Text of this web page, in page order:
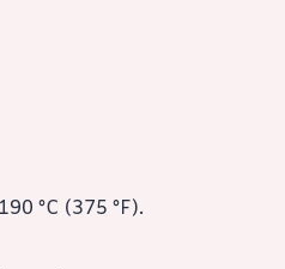
°C (375 °F).